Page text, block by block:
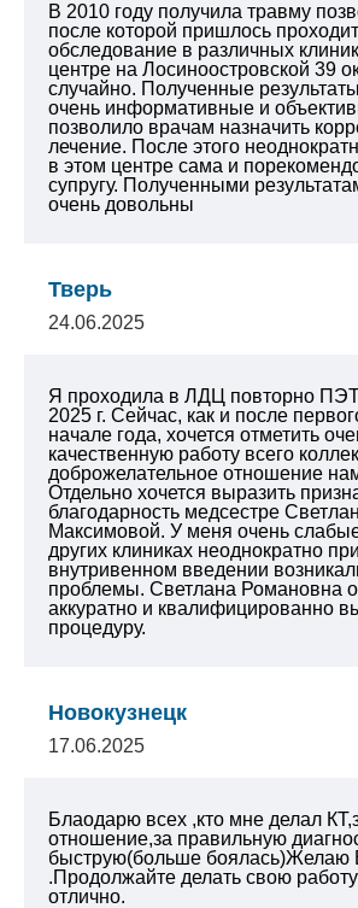
В 2010 году получила травму
после которой пришлось
обследование в различных
центре на Лосиноостровской 39
случайно. Полученные
очень информативные и
позволило врачам назначить
лечение. После этого
в этом центре сама и
супругу. Полученными
очень довольны
Тверь
24.06.2025
Я проходила в ЛДЦ повторно
2025 г. Сейчас, как и после
начале года, хочется отметить
качественную работу всего
доброжелательное отношение
Отдельно хочется выразить
благодарность медсестре
Максимовой. У меня очень
других клиниках неоднократно при
внутривенном введении
проблемы. Светлана Романовна
аккуратно и квалифицированно
процедуру.
Новокузнецк
17.06.2025
Блаодарю всех ,кто мне делал
отношение,за правильную
быструю(больше боялась)Желаю
.Продолжайте делать свою
отлично.